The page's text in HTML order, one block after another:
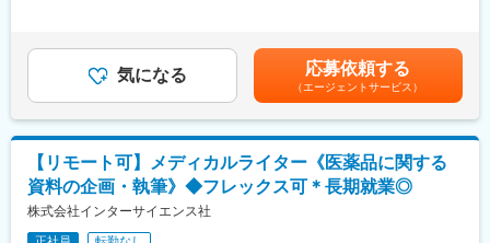
メントをお任せします。
矯正器具の製造・販売を行っています。
キレイライン矯正は、美容クリニックや大手脱毛クリニックの立
ち上げを行った医師でもある当社CEOと、業界で名前の知られる
マーケティング会社の代表がタッグを組み「矯正を通じて笑顔に
なる人を増やしたい」という志によって生まれたブランドです。
金はあくまでも目安の金額であり、選考を通じて上下する可能性
があります。月給(月額)は固定手当を含めた表記です。
気になる 応募依頼する
（エージェントサービス）
【リモート可】メディカルライター《医薬品に関する
資料の企画・執筆》◆フレックス可＊長期就業◎
株式会社インターサイエンス社